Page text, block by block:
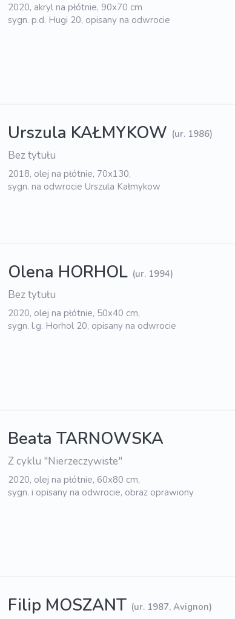
2020, akryl na płótnie, 90x70 cm
sygn. p.d. Hugi 20, opisany na odwrocie
Urszula KAŁMYKOW (ur. 1986)
Bez tytułu
2018, olej na płótnie, 70x130,
sygn. na odwrocie Urszula Kałmykow
Olena HORHOL (ur. 1994)
Bez tytułu
2020, olej na płótnie, 50x40 cm,
sygn. l.g. Horhol 20, opisany na odwrocie
Beata TARNOWSKA
Z cyklu "Nierzeczywiste"
2020, olej na płótnie, 60x80 cm,
sygn. i opisany na odwrocie, obraz oprawiony
Filip MOSZANT (ur. 1987, Avignon)